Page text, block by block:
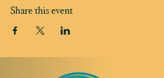
Share this event